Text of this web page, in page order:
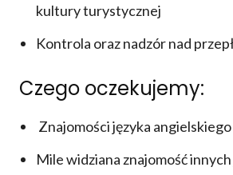
kultury turystycznej
Kontrola oraz nadzór nad
Czego oczekujemy:
Znajomości języka
Mile widziana znajomość